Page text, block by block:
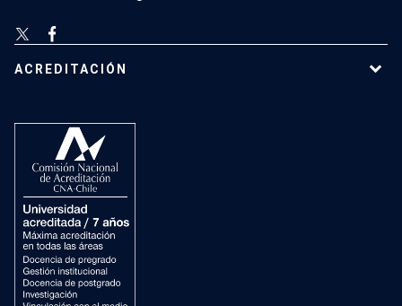
ACREDITACIÓN